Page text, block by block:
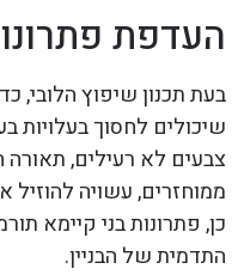
העדפת
בעת תכנון שיפוץ הלובי,
שיכולים לחסוך בעלויות
צבעים לא רעילים, תאורה
ממוחזרים, עשויה להוזיל
כן, פתרונות בני קיימא
התדמית של הבניין.